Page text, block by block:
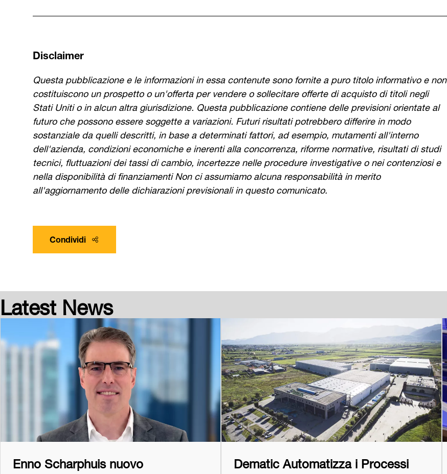
Disclaimer
Questa pubblicazione e le informazioni in essa contenute sono fornite a puro titolo informativo e non
costituiscono un prospetto o un'offerta per vendere o sollecitare offerte di acquisto di titoli negli
Stati Uniti o in alcun altra giurisdizione. Questa pubblicazione contiene delle previsioni orientate al
futuro che possono essere soggette a variazioni. Futuri risultati potrebbero differire in modo
sostanziale da quelli descritti, in base a determinati fattori, ad esempio, mutamenti all'interno
dell'azienda, condizioni economiche e inerenti alla concorrenza, riforme normative, risultati di studi
tecnici, fluttuazioni dei tassi di cambio, incertezze nelle procedure investigative o nei contenziosi e
nella disponibilità di finanziamenti Non ci assumiamo alcuna responsabilità in merito
all'aggiornamento delle dichiarazioni previsionali in questo comunicato.
Condividi
Latest News
Enno Scharphuis nuovo Dematic Automatizza i Processi